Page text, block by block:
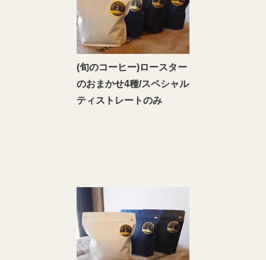
(旬のコーヒー)ロースター
のおまかせ4種/スペシャル
ティストレートのみ